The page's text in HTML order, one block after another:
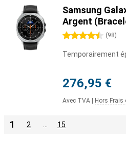
Samsung
Argent
4.5 étoiles (98)
Temporairement
276,95 €
Avec TVA Hors Frais
1 2 15